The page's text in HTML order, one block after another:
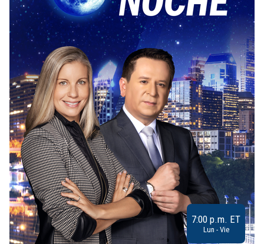
7:00 p.m. ET
Lun - Vie